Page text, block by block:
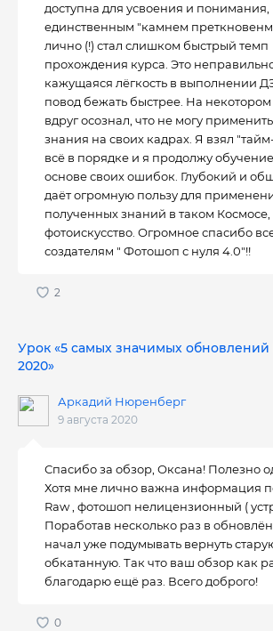
доступна для усвоения и понимания,
единственным "камнем
лично (!) стал слишком быстрый темп
прохождения курса. Это
кажущаяся лёгкость в выполнении
повод бежать быстрее. На некотором
вдруг осознал, что не могу
знания на своих кадрах. Я взял
всё в порядке и я продолжу
основе своих ошибок. Глубокий и
даёт огромную пользу для
полученных знаний в таком Космосе,
фотоискусство. Огромное спасибо
создателям " Фотошоп с нуля 4.0"!!
Урок «5 самых значимых
2020»
Аркадий Нюренберг
9 августа 2020
Спасибо за обзор, Оксана! Полезно
Хотя мне лично важна информация
Raw , фотошоп нелицензионный (
Поработав несколько раз в
начал уже подумывать вернуть
обкатанную. Так что ваш обзор как
благодарю ещё раз. Всего доброго!